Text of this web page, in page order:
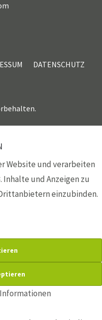
DATENSCHUTZ
Website und verarbeiten
Inhalte und Anzeigen zu
einzubinden.